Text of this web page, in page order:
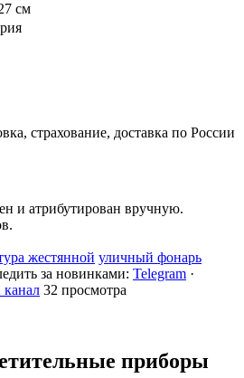
см
страхование, доставка по России
и атрибутирован вручную.
жестянной уличный фонарь
за новинками: Telegram ·
32 просмотра
приборы